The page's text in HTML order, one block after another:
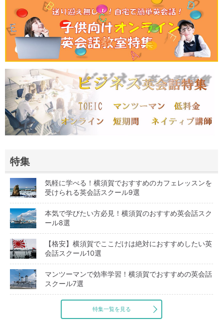
特集
気軽に学べる！横須賀でおすすめのカフェレッスンを
受けられる英会話スクール9選
本気で学びたい方必見！横須賀のおすすめ英会話スク
ール8選
【格安】横須賀でここだけは絶対におすすめしたい英
会話スクール10選
マンツーマンで効率学習！横須賀でおすすめの英会話
スクール7選
特集一覧を見る